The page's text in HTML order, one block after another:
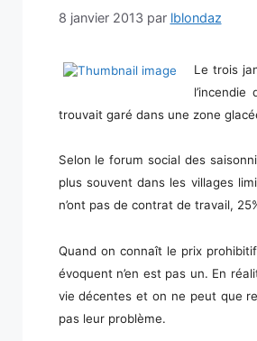
8 janvier 2013 par lblondaz
Le trois
trouvait garé dans une zone
Selon le forum social des
plus souvent dans les villages
n’ont pas de contrat de travail,
Quand on connaît le prix
évoquent n’en est pas un. En
vie décentes et on ne peut que
pas leur problème.